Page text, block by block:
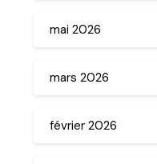
mai 2026
mars 2026
février 2026